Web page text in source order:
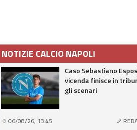
NOTIZIE CALCIO NAPOLI
Caso Sebastiano
vicenda finisce in
gli scenari
06/08/26, 13:45